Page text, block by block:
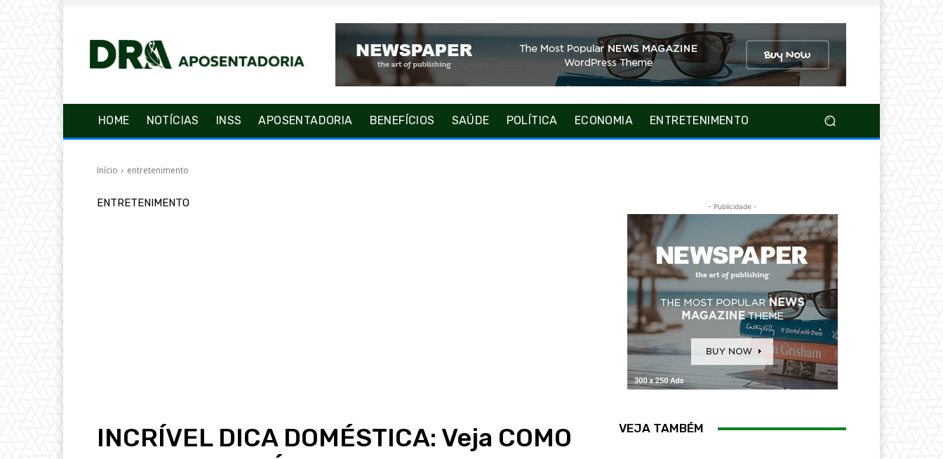
HOME NOTÍCIAS INSS APOSENTADORIA BENEFÍCIOS SAÚDE POLÍTICA ECONOMIA ENTRETENIMENTO
Início entretenimento
ENTRETENIMENTO
INCRÍVEL DICA DOMÉSTICA: Veja COMO
- Publicidade -
VEJA TAMBÉM